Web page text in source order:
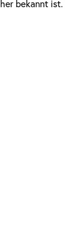
bekannt ist.